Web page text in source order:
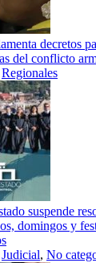
decretos
del conflicto
Regionales
suspende
domingos y
Judicial, No